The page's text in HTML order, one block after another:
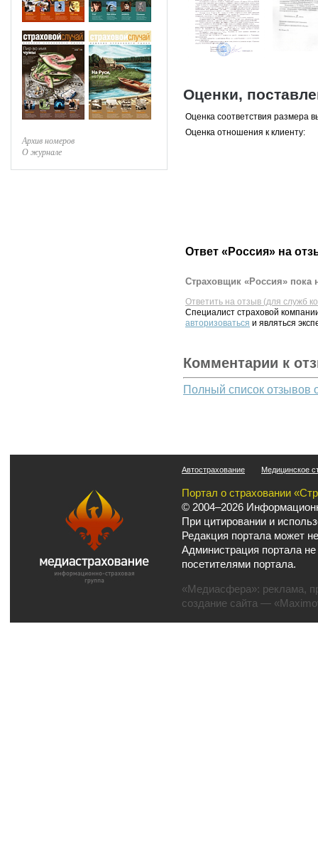
Архив номеров
О журнале
Оценки,
Оценка соответствия размера
Оценка отношения к клиенту:
Ответ «Россия» на
Страховщик «Россия» пока
Ответить на отзыв (для служб
Специалист страховой
авторизоваться и являться
Комментарии к
Полный список отзывов
Автострахование Медицинское
Портал о страховании
© 2004–2026
При цитировании и
Редакция портала может
Администрация портала
посетителями портала.
«Медиасфера»: реклама,
создание сайта —